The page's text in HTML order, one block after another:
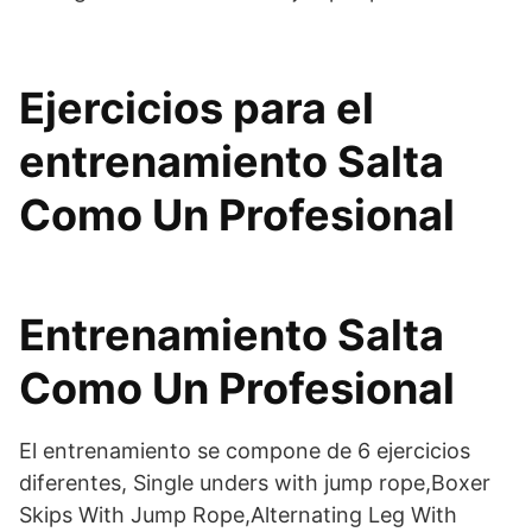
Ejercicios para el
entrenamiento Salta
Como Un Profesional
Entrenamiento Salta
Como Un Profesional
El entrenamiento se compone de 6 ejercicios
diferentes, Single unders with jump rope,Boxer
Skips With Jump Rope,Alternating Leg With